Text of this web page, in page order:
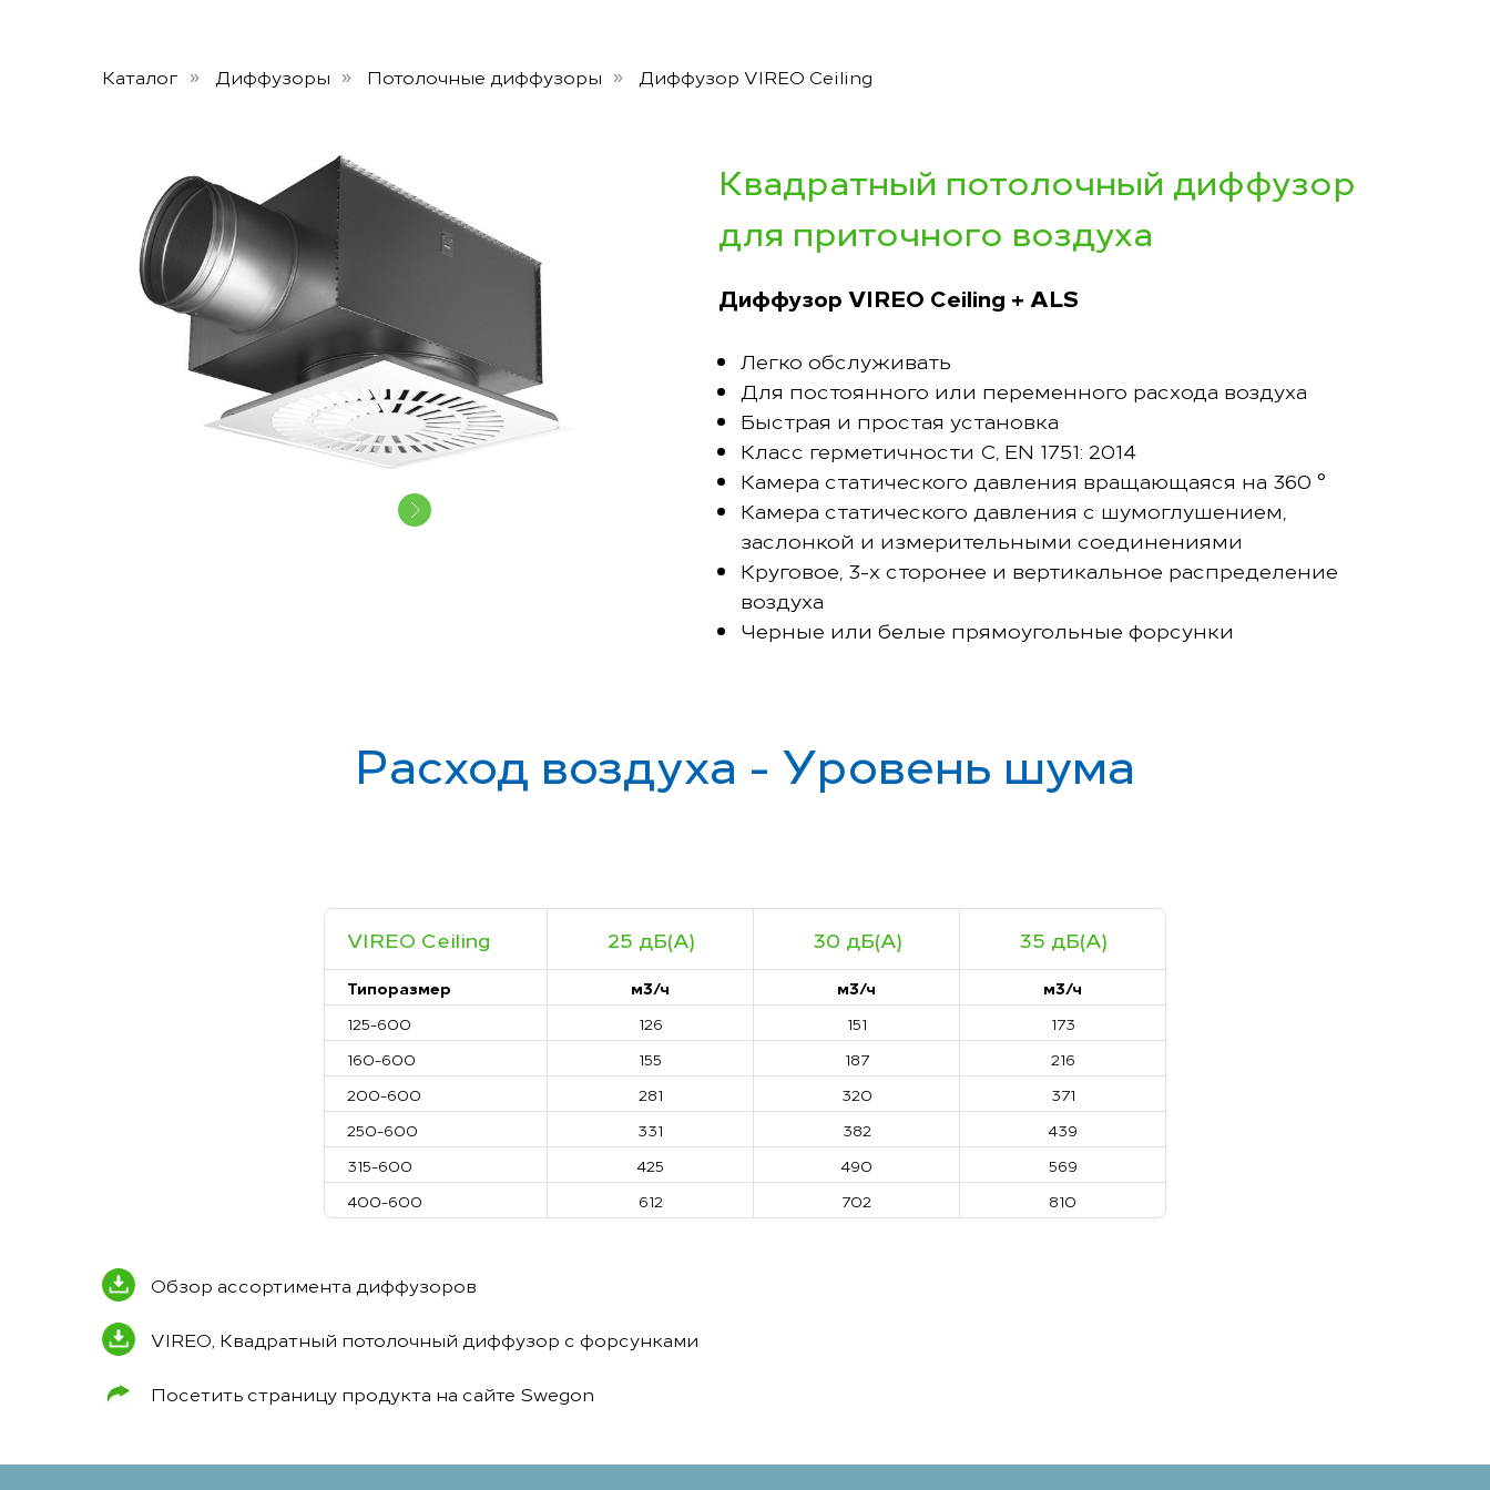
Каталог » Диффузоры » Потолочные диффузоры » Диффузор VIREO Ceiling
Квадратный потолочный диффузор
для приточного воздуха
Диффузор VIREO Ceiling + ALS
Легко обслуживать
Для постоянного или переменного расхода воздуха
Быстрая и простая установка
Класс герметичности C, EN 1751: 2014
Камера статического давления вращающаяся на 360 °
Камера статического давления с шумоглушением,
заслонкой и измерительными соединениями
Круговое, 3-х сторонее и вертикальное распределение
воздуха
Черные или белые прямоугольные форсунки
Расход воздуха - Уровень шума
VIREO Ceiling 25 дБ(А) 30 дБ(А) 35 дБ(А)
Типоразмер м3/ч м3/ч
м3/ч
125-600
126 151
173
160-600
155 187
216
200-600
281 320
371
250-600
331 382
439
315-600
425 490
569
400-600
612 702 810
Обзор ассортимента диффузоров
VIREO, Квадратный потолочный диффузор с форсунками
Посетить страницу продукта на сайте Swegon